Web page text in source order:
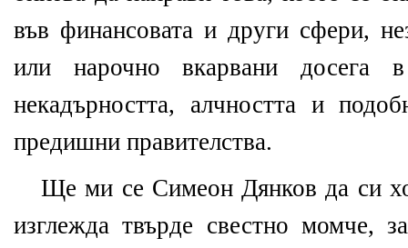
във финансовата и други сфери,
или нарочно вкарвани досега
некадърността, алчността и
предишни правителства.
Ще ми се Симеон Дянков да си
изглежда твърде свестно момче,